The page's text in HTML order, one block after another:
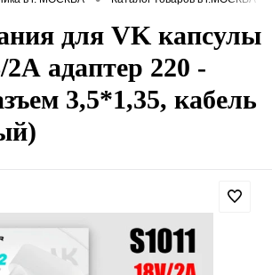
для VK капсулы
2А адаптер 220 -
3,5*1,35, кабель